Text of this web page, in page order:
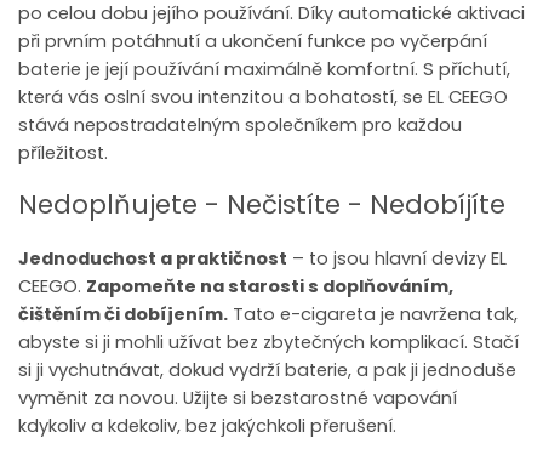
po celou dobu jejího používání. Díky automatické aktivaci
při prvním potáhnutí a ukončení funkce po vyčerpání
baterie je její používání maximálně komfortní. S příchutí,
která vás oslní svou intenzitou a bohatostí, se EL CEEGO
stává nepostradatelným společníkem pro každou
příležitost.
Nedoplňujete - Nečistíte - Nedobíjíte
Jednoduchost a praktičnost – to jsou hlavní devizy EL
CEEGO. Zapomeňte na starosti s doplňováním,
čištěním či dobíjením. Tato e-cigareta je navržena tak,
abyste si ji mohli užívat bez zbytečných komplikací. Stačí
si ji vychutnávat, dokud vydrží baterie, a pak ji jednoduše
vyměnit za novou. Užijte si bezstarostné vapování
kdykoliv a kdekoliv, bez jakýchkoli přerušení.